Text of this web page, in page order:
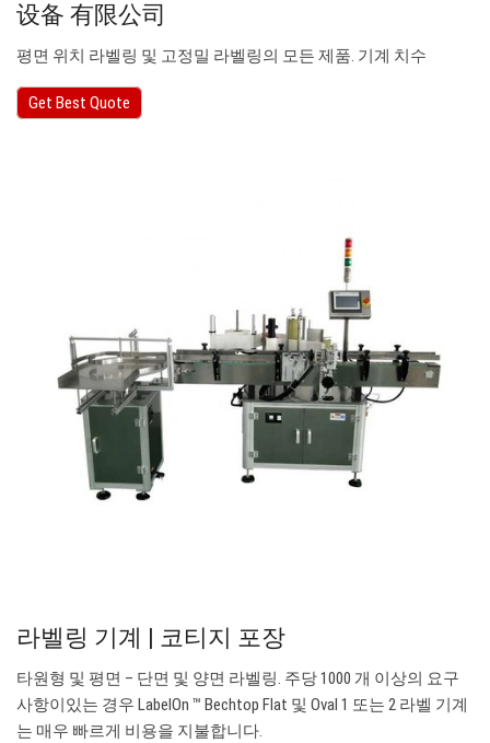
设备 有限公司
평면 위치 라벨링 및 고정밀 라벨링의 모든 제품. 기계 치수
Get Best Quote
라벨링 기계 | 코티지 포장
타원형 및 평면 – 단면 및 양면 라벨링. 주당 1000 개 이상의 요구
사항이있는 경우 LabelOn ™ Bechtop Flat 및 Oval 1 또는 2 라벨 기계
는 매우 빠르게 비용을 지불합니다.